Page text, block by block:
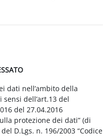
dati nell’ambito della
dell’art.13 del
del 27.04.2016
protezione dei dati” (di
D.Lgs. n. 196/2003 “Codice